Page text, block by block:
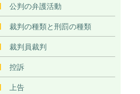
公判の弁護活動
裁判の種類と刑罰の種類
裁判員裁判
控訴
上告